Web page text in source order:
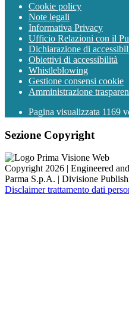
Cookie policy
Note legali
Informativa Privacy
Ufficio Relazioni con il
Dichiarazione di
Obiettivi di accessibilità
Whistleblowing
Gestione consensi cookie
Amministrazione
Pagina visualizzata 1169
Sezione Copyright
Copyright 2026 | Engineered
Parma S.p.A. | Divisione
Disclaimer trattamento dati